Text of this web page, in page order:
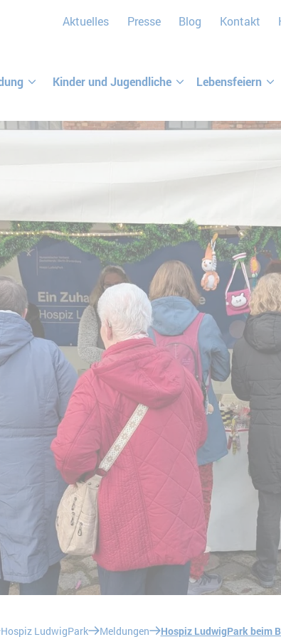
Aktuelles Presse Blog Kontakt
Kinder und Jugendliche Lebensfeiern
Hospiz LudwigPark Meldungen Hospiz LudwigPark beim